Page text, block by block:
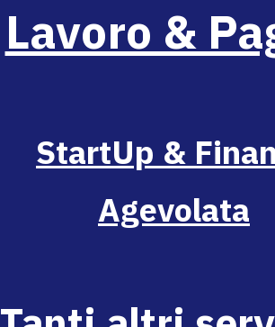
Lavoro &
StartUp &
Agevolata